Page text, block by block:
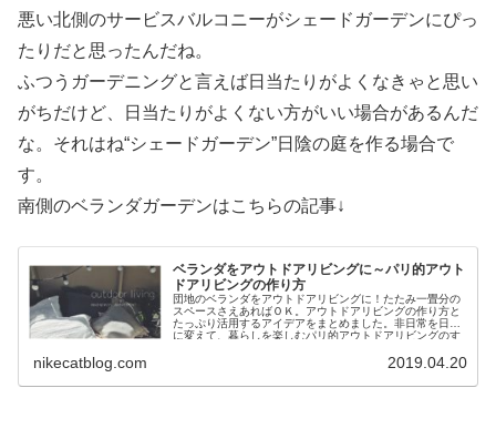
悪い北側のサービスバルコニーがシェードガーデンにぴっ
たりだと思ったんだね。
ふつうガーデニングと言えば日当たりがよくなきゃと思い
がちだけど、日当たりがよくない方がいい場合があるんだ
な。それはね“シェードガーデン”日陰の庭を作る場合で
す。
南側のベランダガーデンはこちらの記事↓
ベランダをアウトドアリビングに～パリ的アウト
ドアリビングの作り方
団地のベランダをアウトドアリビングに！たたみ一畳分の
スペースさえあればＯＫ。アウトドアリビングの作り方と
たっぷり活用するアイデアをまとめました。非日常を日常
に変えて、暮らしを楽しむパリ的アウトドアリビングのす
nikecatblog.com 2019.04.20